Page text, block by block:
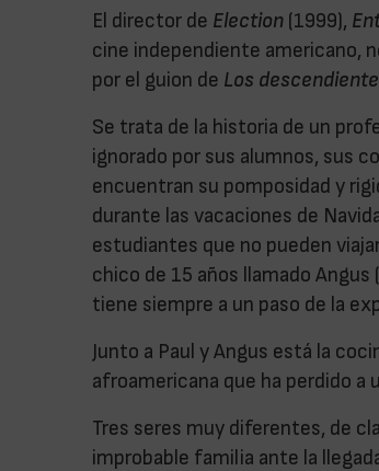
El director de Election (1999),
cine independiente americano,
por el guion de Los
Se trata de la historia de un
ignorado por sus alumnos, sus
encuentran su pomposidad y
durante las vacaciones de
estudiantes que no pueden
chico de 15 años llamado
tiene siempre a un paso de la
Junto a Paul y Angus está la
afroamericana que ha perdido
Tres seres muy diferentes, de
improbable familia ante la